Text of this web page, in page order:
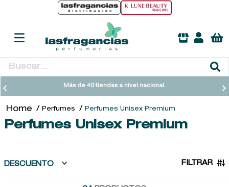
Buscar...
Más de 40 tiendas a nivel nacional.
Perfumes Perfumes Unisex Premium
Perfumes Unisex Premium
DESCUENTO FILTRAR
TÉRMINOS MÁS BUSCADOS
2.
sol ipanema